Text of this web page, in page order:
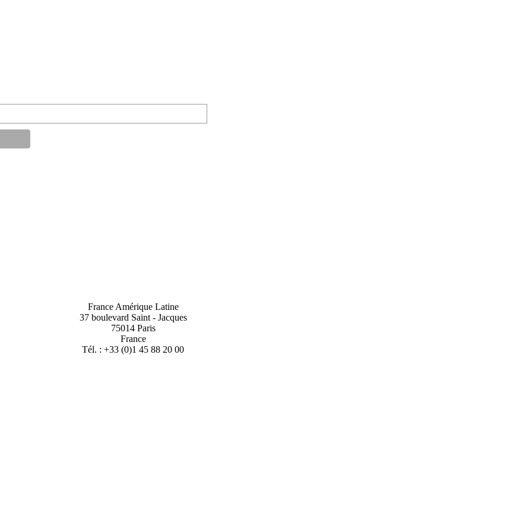
France Amérique Latine
37 boulevard Saint - Jacques
75014 Paris
France
Tél. : +33 (0)1 45 88 20 00